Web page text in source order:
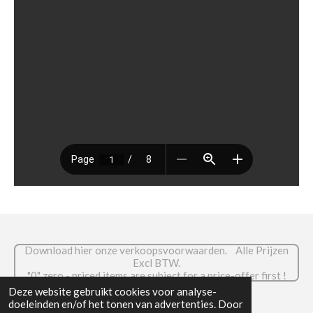
Deze website gebruikt cookies voor analyse-
doeleinden en/of het tonen van advertenties. Door
Download hier onze verkoopsvoorwaarden. Alle Prijzen
Excl BTW.
."0" zero - priced items are subject for a price-offer first !
© 2026 RADIOCOM.be